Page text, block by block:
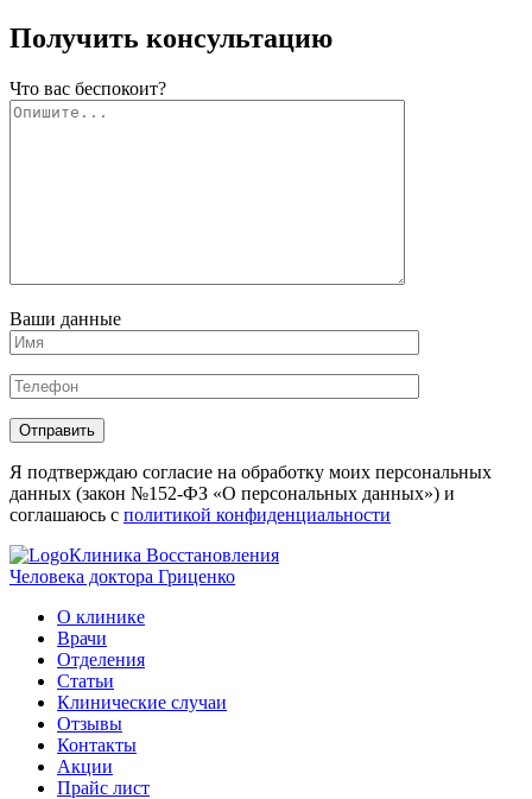
Получить консультацию
Что вас беспокоит?
Ваши данные
Отправить
Я подтверждаю согласие на обработку моих персональных
данных (закон №152-ФЗ «О персональных данных») и
соглашаюсь с политикой конфиденциальности
Клиника Восстановления
Человека доктора Гриценко
О клинике
Врачи
Отделения
Статьи
Клинические случаи
Отзывы
Контакты
Акции
Прайс лист